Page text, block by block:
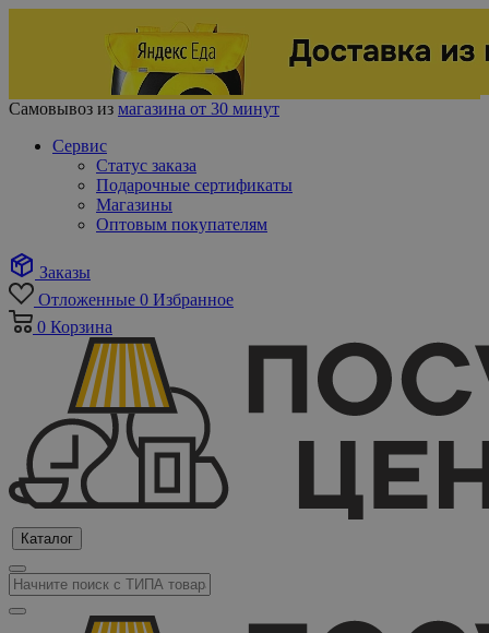
Самовывоз из магазина от 30 минут
Сервис
Статус заказа
Подарочные сертификаты
Магазины
Оптовым покупателям
Заказы
Отложенные 0 Избранное
0 Корзина
Каталог